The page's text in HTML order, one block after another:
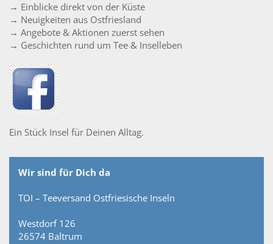
→ Einblicke direkt von der Küste
→ Neuigkeiten aus Ostfriesland
→ Angebote & Aktionen zuerst sehen
→ Geschichten rund um Tee & Inselleben
Ein Stück Insel für Deinen Alltag.
Wir sind für Dich da
TOI – Teeversand Ostfriesische Inseln
Westdorf 126
26574 Baltrum